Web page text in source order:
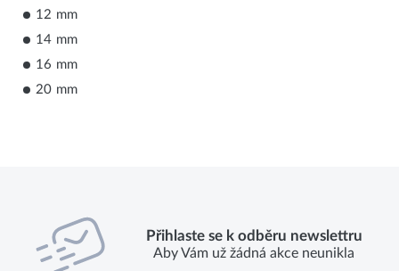
12 mm
14 mm
16 mm
20 mm
Přihlaste se k odběru newslettru
Aby Vám už žádná akce neunikla